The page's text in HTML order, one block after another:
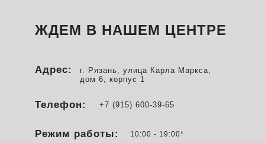
ЖДЕМ В НАШЕМ ЦЕНТРЕ
Режим работы: 10:00 - 19:00*
+7 (915) 600-39-65
Телефон:
г. Рязань, улица Карла Маркса,
дом 6, корпус 1
Адрес: